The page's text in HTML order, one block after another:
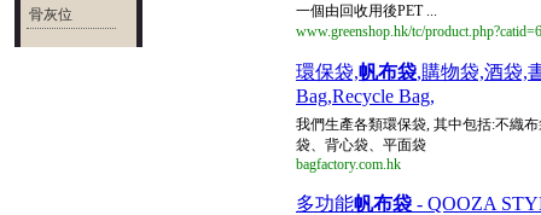
骨灰位
一個由回收用後PET ...
www.greenshop.hk/tc/
環保袋,帆布袋,購物袋,酒袋,
Bag,Recycle Bag,
我們生產各類環保袋, 其中包括:不織
袋、背心袋、平面袋
bagfactory.com.hk
多功能帆布袋 - QOOZA